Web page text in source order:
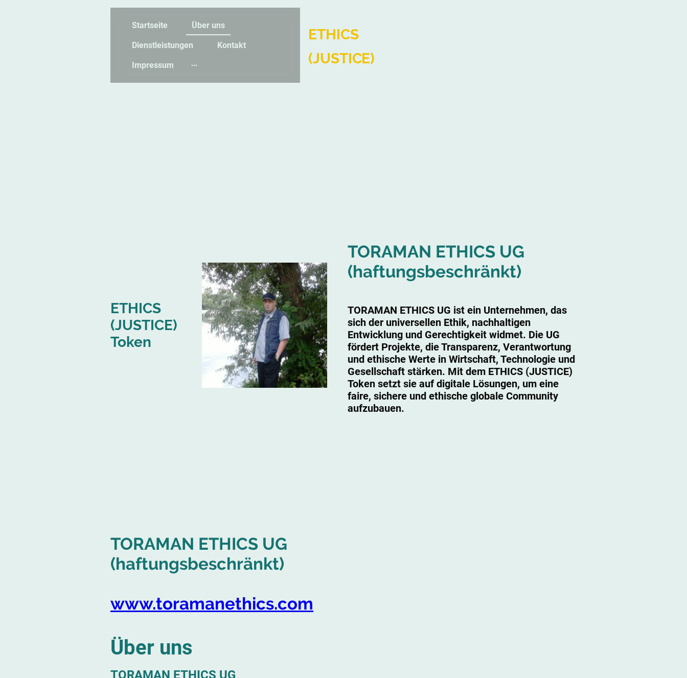
Startseite Über uns
Dienstleistungen Kontakt
Impressum
ETHICS
(JUSTICE)
ETHICS
(JUSTICE)
Token
TORAMAN ETHICS UG
(haftungsbeschränkt)
TORAMAN ETHICS UG ist ein Unternehmen, das
sich der universellen Ethik, nachhaltigen
Entwicklung und Gerechtigkeit widmet. Die UG
fördert Projekte, die Transparenz, Verantwortung
und ethische Werte in Wirtschaft, Technologie und
Gesellschaft stärken. Mit dem ETHICS (JUSTICE)
Token setzt sie auf digitale Lösungen, um eine
faire, sichere und ethische globale Community
aufzubauen.
TORAMAN ETHICS UG
(haftungsbeschränkt)
www.toramanethics.com
Über uns